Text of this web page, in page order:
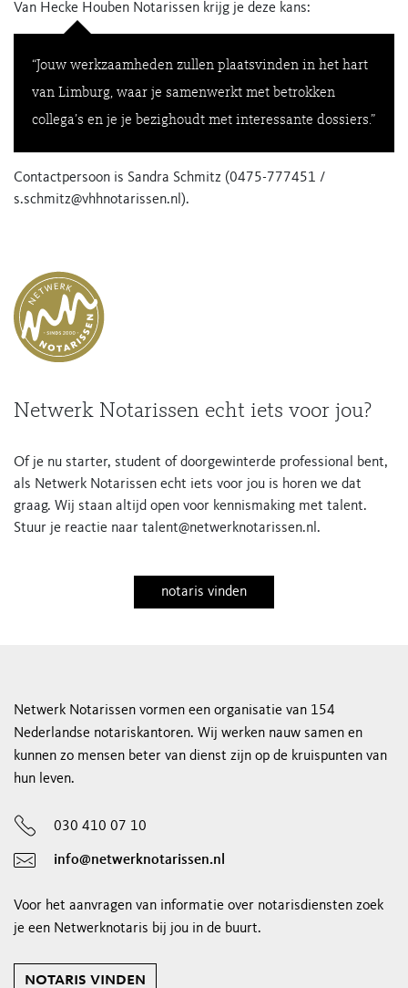
Van Hecke Houben Notarissen krijg je deze kans:
“Jouw werkzaamheden zullen plaatsvinden in het hart
van Limburg, waar je samenwerkt met betrokken
collega’s en je je bezighoudt met interessante dossiers.”
Contactpersoon is Sandra Schmitz (0475-777451 /
s.schmitz@vhhnotarissen.nl ).
Netwerk Notarissen echt iets voor jou?
Of je nu starter, student of doorgewinterde professional bent,
als Netwerk Notarissen echt iets voor jou is horen we dat
graag. Wij staan altijd open voor kennismaking met talent.
Stuur je reactie naar talent@netwerknotarissen.nl .
notaris vinden
Netwerk Notarissen vormen een organisatie van 154
Nederlandse notariskantoren. Wij werken nauw samen en
kunnen zo mensen beter van dienst zijn op de kruispunten van
hun leven.
030 410 07 10
info@netwerknotarissen.nl
Voor het aanvragen van informatie over notarisdiensten zoek
je een Netwerknotaris bij jou in de buurt.
notaris vinden